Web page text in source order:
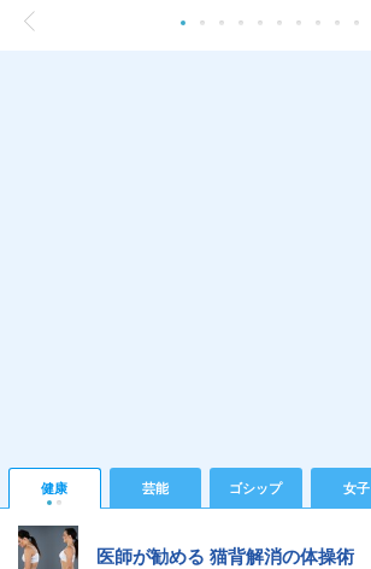
健康 芸能 ゴシップ 女子
医師が勧める 猫背解消の体操術